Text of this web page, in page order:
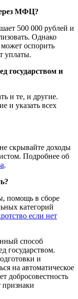
МФЦ?
500 000 рублей и
Однако
оспорить
уплаты.
государством и
и те, и другие.
и указать всех
скрывайте доходы
Подробнее об
.
помощь в сборе
категорий
если нет
способ
государством.
и
на автоматическое
добросовестность
признаки